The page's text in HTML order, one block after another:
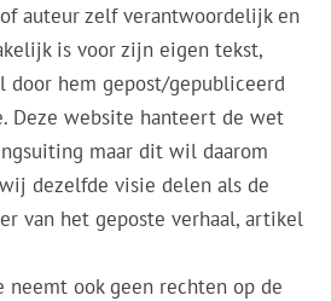
auteur zelf verantwoordelijk en
is voor zijn eigen tekst,
door hem gepost/gepubliceerd
Deze website hanteert de wet
maar dit wil daarom
dezelfde visie delen als de
van het geposte verhaal, artikel
neemt ook geen rechten op de